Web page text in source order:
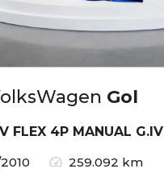
Gol
FLEX 4P MANUAL G.IV
259.092 km